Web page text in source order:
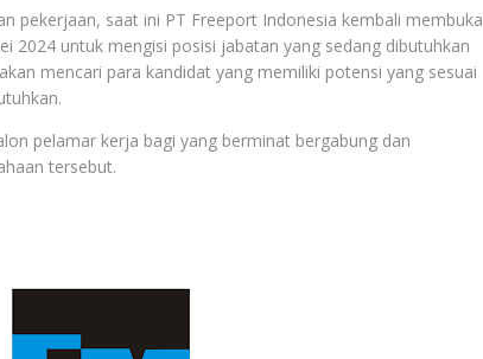
pekerjaan, saat ini PT Freeport Indonesia kembali membuka
2024 untuk mengisi posisi jabatan yang sedang dibutuhkan
mencari para kandidat yang memiliki potensi yang sesuai
pelamar kerja bagi yang berminat bergabung dan
tersebut.